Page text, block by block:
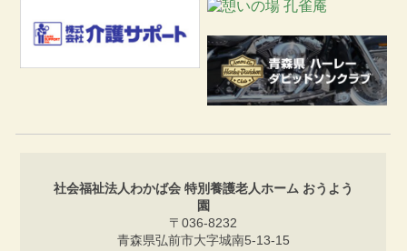
社会福祉法人わかば会 特別養護老人ホーム おうよう
園
〒036-8232
青森県弘前市大字城南5-13-15